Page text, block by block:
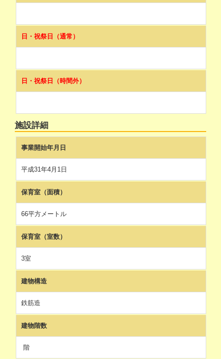
日・祝祭日（通常）
日・祝祭日（時間外）
施設詳細
事業開始年月日
平成31年4月1日
保育室（面積）
66平方メートル
保育室（室数）
3室
建物構造
鉄筋造
建物階数
階